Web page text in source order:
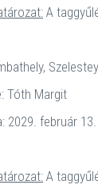
A
Tóth Margit
2029. február 13.
A